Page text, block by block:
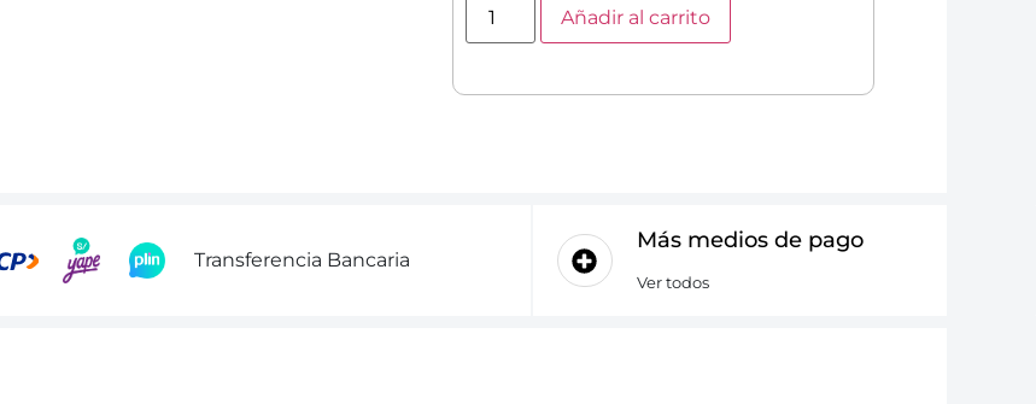
Añadir al carrito
Transferencia Bancaria
Más medios de pago
Ver todos